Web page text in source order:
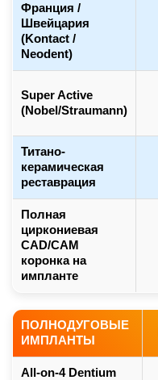
Франция /
Швейцария
(Kontact /
Neodent)
Super Active
(Nobel/Straumann)
Титано-
керамическая
реставрация
Полная
циркониевая
CAD/CAM
коронка на
импланте
ПОЛНОДУГОВЫЕ
ИМПЛАНТЫ
All-on-4 Dentium